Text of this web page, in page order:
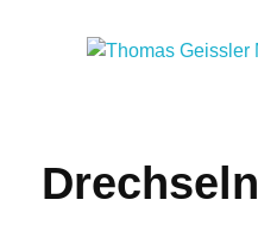
Drechseln